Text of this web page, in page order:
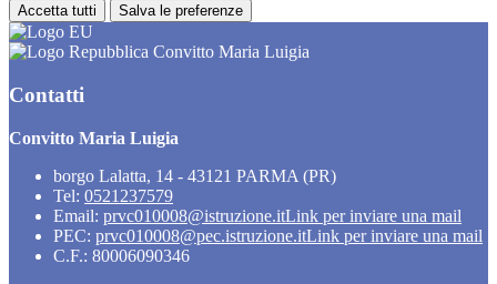
Accetta tutti Salva le preferenze
Convitto Maria Luigia
Contatti
Convitto Maria Luigia
borgo Lalatta, 14 - 43121 PARMA (PR)
Tel: 0521237579
Email: prvc010008@istruzione.itLink per inviare una mail
PEC: prvc010008@pec.istruzione.itLink per inviare una mail
C.F.: 80006090346